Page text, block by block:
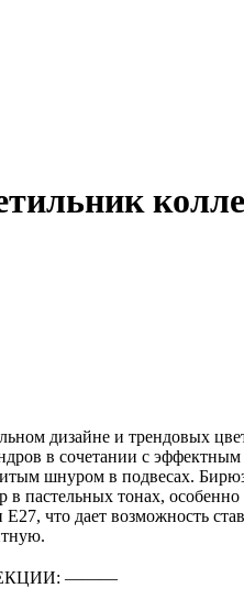
дизайне и трендовых
в сочетании с
шнуром в подвесах.
в пастельных тонах, особенно
что дает возможность
―――